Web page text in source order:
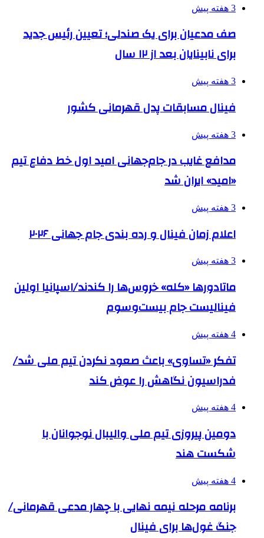
3 هفته پیش
صف مدعیان برای یک صندلی؛ تعیین رئیس جدید
برای نابینایان بعد از ۱۲ سال
3 هفته پیش
فینال مسابقات پدل قهرمانی کشور
3 هفته پیش
مدافع غایب در جام‌جهانی امید اول خط دفاع تیم
«امید» ایران شد
3 هفته پیش
اعلام زمان فینال و رده بندی جام جهانی ۲۰۲۶
3 هفته پیش
ماتادورها «کله» خروس‌ها را کندند/اسپانیا اولین
فینالیست جام بیست‌وسوم
4 هفته پیش
تفکر «تساوی» باعث صعود نکردن تیم ملی شد/
فدراسیون نگاهش را عوض کند
4 هفته پیش
دومین پیروزی تیم ملی والیبال نوجوانان با
شکست هند
4 هفته پیش
برنامه مرحله نیمه نهایی با چهار مدعی قهرمانی/
جنگ غول‌ها برای فینال